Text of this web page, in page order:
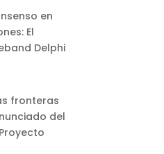
en
El
Delphi
fronteras
del